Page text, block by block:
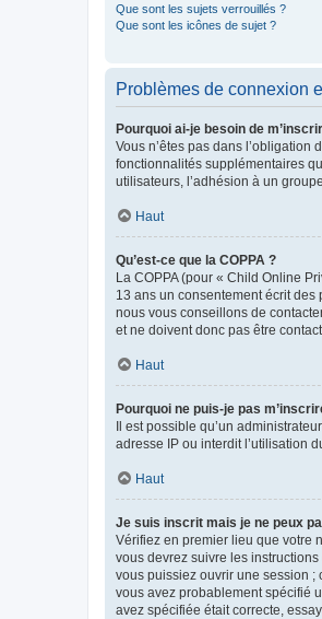
Que sont les sujets verrouillés ?
Que sont les icônes de sujet ?
Problèmes de connexion
Pourquoi ai-je besoin de
Vous n’êtes pas dans
fonctionnalités supplémentaires
utilisateurs, l’adhésion à un
Haut
Qu’est-ce que la COPPA ?
La COPPA (pour « Child Online
13 ans un consentement écrit des
nous vous conseillons de
et ne doivent donc pas être
Haut
Pourquoi ne puis-je pas
Il est possible qu’un
adresse IP ou interdit l’utilisation
Haut
Je suis inscrit mais je ne peux
Vérifiez en premier lieu que votre
vous devrez suivre les
vous puissiez ouvrir une session ;
vous avez probablement spécifié
avez spécifiée était correcte,